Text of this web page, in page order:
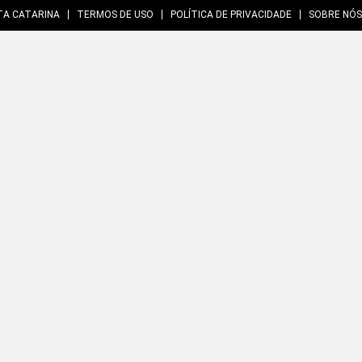
CATARINA TERMOS DE USO POLÍTICA DE PRIVACIDADE SOBRE NÓS